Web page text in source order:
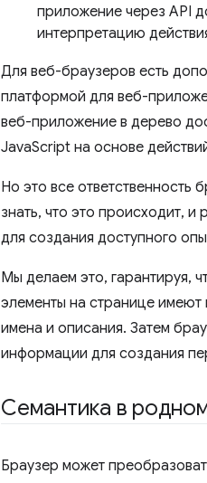
приложение через API
интерпретацию
Для веб-браузеров есть
платформой для веб-
веб-приложение в дерево
JavaScript на основе
Но это все ответственность
знать, что это происходит,
для создания доступного
Мы делаем это, гарантируя,
элементы на странице имеют
имена и описания. Затем
информации для создания
Семантика в
Браузер может